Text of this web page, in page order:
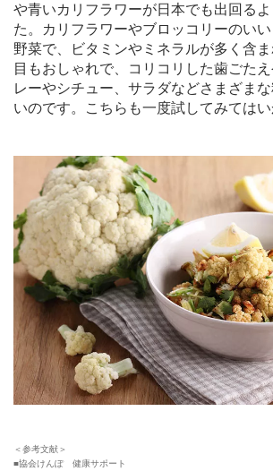
や青いカリフラワーが日本でも出回る
た。カリフラワーやブロッコリーのい
野菜で、ビタミンやミネラルが多く含
目もおしゃれで、コリコリした歯ごた
レーやシチュー、サラダなどさまざま
いのです。こちらも一度試してみてはい
＜参考文献＞
■協会けんぽ 健康サポート